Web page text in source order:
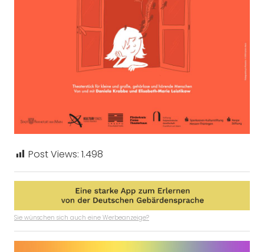
Post Views: 1.498
Sie wünschen sich auch eine Werbeanzeige?